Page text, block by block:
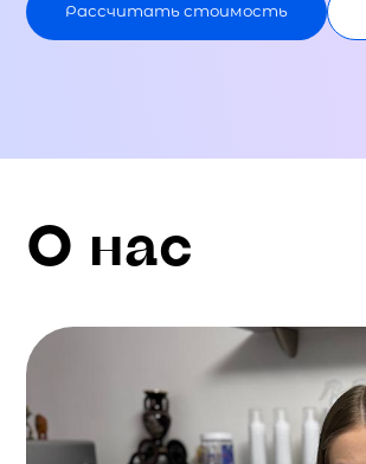
Рассчитать стоимость
О нас